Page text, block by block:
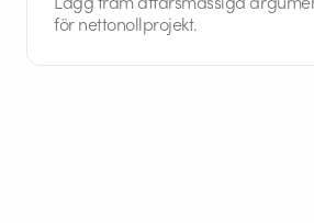
för nettonollprojekt.